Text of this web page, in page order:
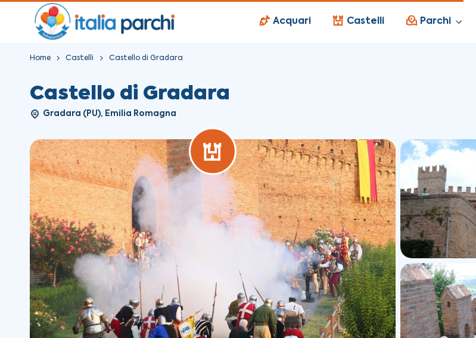
Acquari Castelli Parchi
Home Castelli Castello di Gradara
Castello di Gradara
Gradara (PU), Emilia Romagna